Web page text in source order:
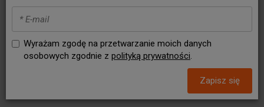
Wyrażam zgodę na przetwarzanie moich danych
osobowych zgodnie z polityką prywatności.
Zapisz się
Mercedes G W464 2018 -
Mercedes V - Class Mercedes Viano
X-CLASS